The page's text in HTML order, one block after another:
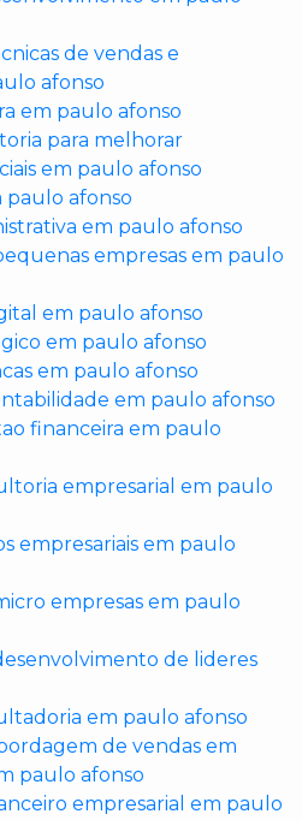
de vendas e
afonso
em paulo afonso
para melhorar
em paulo afonso
paulo afonso
em paulo afonso
empresas em paulo
em paulo afonso
em paulo afonso
em paulo afonso
em paulo afonso
financeira em paulo
empresarial em paulo
empresariais em paulo
empresas em paulo
de lideres
em paulo afonso
de vendas em
paulo afonso
empresarial em paulo